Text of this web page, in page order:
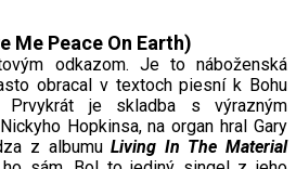
Me Peace On Earth)
odkazom. Je to náboženská
obracal v textoch piesní k Bohu
Prvykrát je skladba s výrazným
Hopkinsa, na organ hral Gary
z albumuLiving In The Material